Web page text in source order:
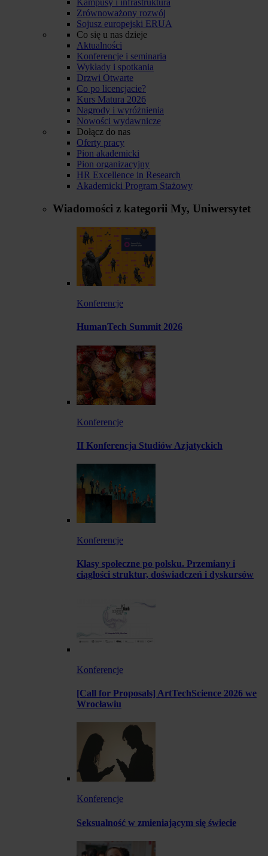
Zrównoważony rozwój
Sojusz europejski ERUA
Co się u nas dzieje
Aktualności
Konferencje i seminaria
Wykłady i spotkania
Drzwi Otwarte
Co po licencjacie?
Kurs Matura 2026
Nagrody i wyróżnienia
Nowości wydawnicze
Dołącz do nas
Oferty pracy
Pion akademicki
Pion organizacyjny
HR Excellence in Research
Akademicki Program Stażowy
Wiadomości z kategorii My, Uniwersytet
Konferencje
HumanTech Summit 2026
Konferencje
II Konferencja Studiów Azjatyckich
Konferencje
Klasy społeczne po polsku. Przemiany i
ciągłości struktur, doświadczeń i dyskursów
Konferencje
[Call for Proposals] ArtTechScience 2026 we
Wrocławiu
Konferencje
Seksualność w zmieniającym się świecie